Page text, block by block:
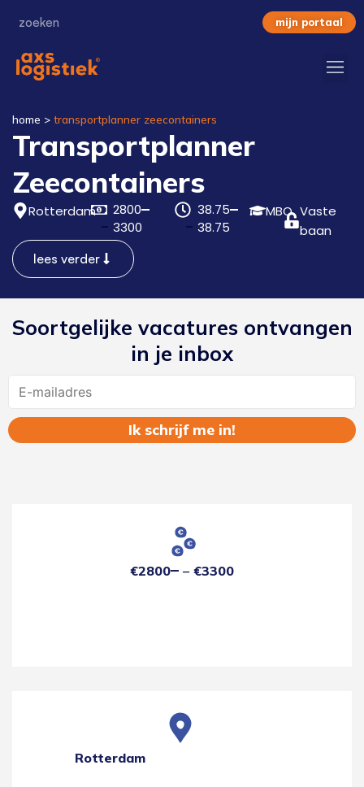
mijn portaal
home > transportplanner zeecontainers
Transportplanner
Zeecontainers
Rotterdam
2800
3300
38.75
38.75
MBO Vaste
baan
lees verder
Soortgelijke vacatures ontvangen
in je inbox
€2800 €3300
Rotterdam